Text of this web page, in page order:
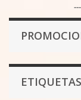
ETIQUETAS